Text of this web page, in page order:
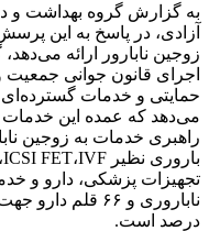
به گزارش گروه بهداشت و
آزادی، در پاسخ به این
زوجین نابارور ارائه
اجرای قانون جوانی
حمایتی و خدمات گسترده‌ای
می‌دهد که عمده این خدمات
راهبری خدمات به زوجین
تجهیزات پزشکی، دارو و
درصد است.